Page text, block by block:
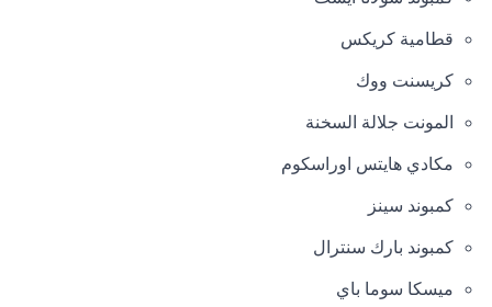
قطامية كريكس
كريسنت ووك
المونت جلالة السخنة
مكادي هايتس اوراسكوم
كمبوند سينز
كمبوند بارك سنترال
ميسكا سوما باي